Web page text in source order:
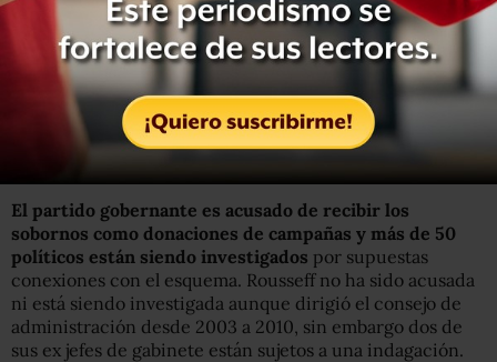
Rousseff entra en el cuarto mes de su segundo
mandato con la popularidad por los suelos.
El índice de
aprobación es de 13%y la mayoría cree que la presidenta
tenía conocimiento del esquema de sobornos en el que
supuestamente se desviaron más de 800 millones de
dólares en contratos sobrevaluados que Petrobras
celebraba con las principales constructoras del país.
El partido gobernante es acusado de recibir los
sobornos como donaciones de campañas y más de 50
políticos están siendo investigados por supuestas
conexiones con el esquema. Rousseff no ha sido acusada
ni está siendo investigada aunque dirigió el consejo de
administración desde 2003 a 2010, sin embargo dos de
sus ex jefes de gabinete están sujetos a una indagación.